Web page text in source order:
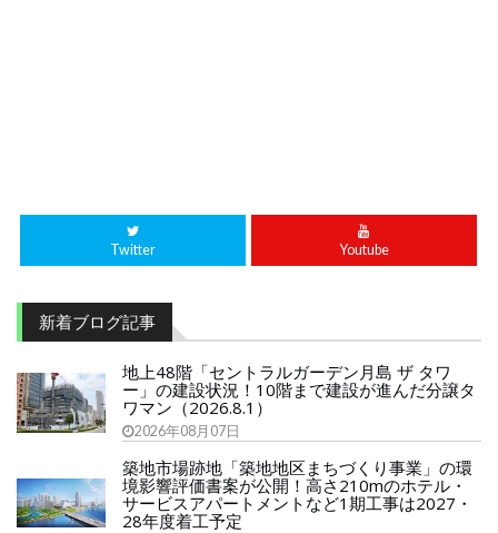
Twitter Youtube
新着ブログ記事
地上48階「セントラルガーデン月島 ザ タワ
ー」の建設状況！10階まで建設が進んだ分譲タ
ワマン（2026.8.1）
2026年08月07日
築地市場跡地「築地地区まちづくり事業」の環
境影響評価書案が公開！高さ210mのホテル・
サービスアパートメントなど1期工事は2027・
28年度着工予定